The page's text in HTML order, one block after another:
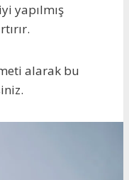
yapılmış
alarak bu